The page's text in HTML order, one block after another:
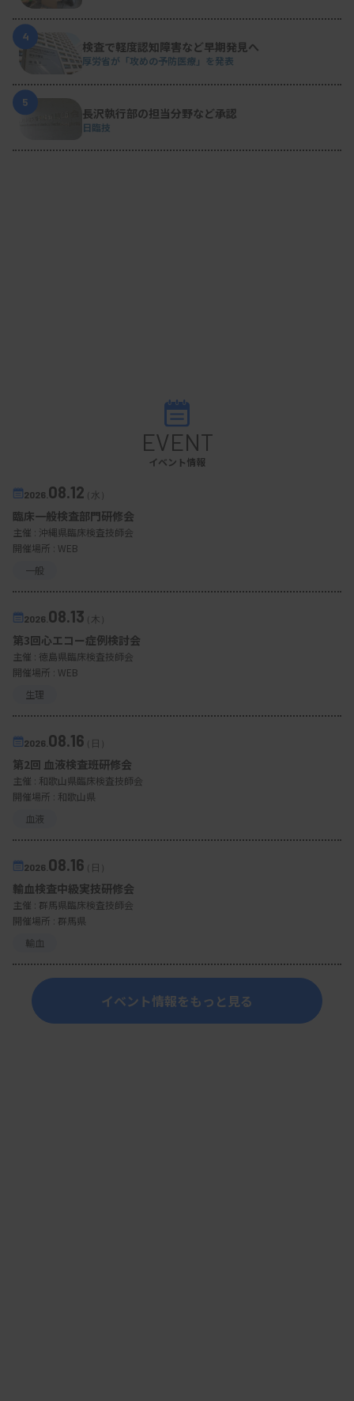
4
検査で軽度認知障害など早期発見へ
厚労省が「攻めの予防医療」を発表
5
長沢執行部の担当分野など承認
日臨技
EVENT
イベント情報
2026. 08.12（水）
臨床一般検査部門研修会
主催 : 沖縄県臨床検査技師会
開催場所 : WEB
一般
2026. 08.13（木）
第3回心エコー症例検討会
主催 : 徳島県臨床検査技師会
開催場所 : WEB
生理
2026. 08.16（日）
第2回 血液検査班研修会
主催 : 和歌山県臨床検査技師会
開催場所 : 和歌山県
血液
2026. 08.16（日）
輸血検査中級実技研修会
主催 : 群馬県臨床検査技師会
開催場所 : 群馬県
輸血
イベント情報をもっと見る